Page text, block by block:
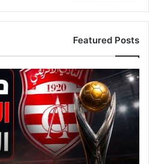
Featured Posts
قائمة
منافسي
النادي
الإفريقي